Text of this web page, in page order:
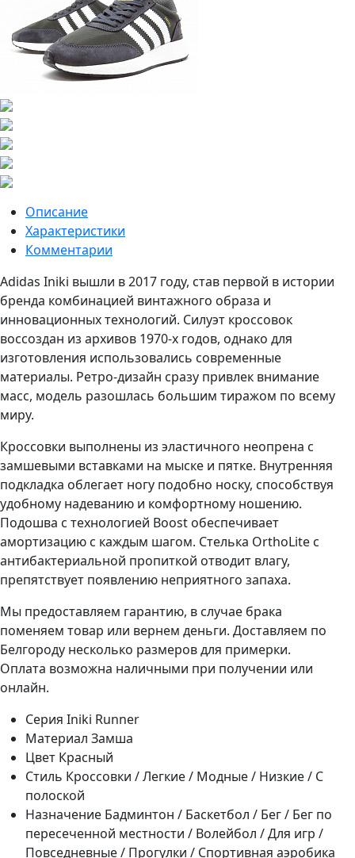
Описание
Характеристики
Комментарии
Adidas Iniki вышли в 2017 году, став первой в истории
бренда комбинацией винтажного образа и
инновационных технологий. Силуэт кроссовок
воссоздан из архивов 1970-х годов, однако для
изготовления использовались современные
материалы. Ретро-дизайн сразу привлек внимание
масс, модель разошлась большим тиражом по всему
миру.
Кроссовки выполнены из эластичного неопрена с
замшевыми вставками на мыске и пятке. Внутренняя
подкладка облегает ногу подобно носку, способствуя
удобному надеванию и комфортному ношению.
Подошва с технологией Boost обеспечивает
амортизацию с каждым шагом. Стелька OrthoLite с
антибактериальной пропиткой отводит влагу,
препятствует появлению неприятного запаха.
Мы предоставляем гарантию, в случае брака
поменяем товар или вернем деньги. Доставляем по
Белгороду несколько размеров для примерки.
Оплата возможна наличными при получении или
онлайн.
Серия Iniki Runner
Материал Замша
Цвет Красный
Стиль Кроссовки / Легкие / Модные / Низкие / С
полоской
Назначение Бадминтон / Баскетбол / Бег / Бег по
пересеченной местности / Волейбол / Для игр /
Повседневные / Прогулки / Спортивная аэробика